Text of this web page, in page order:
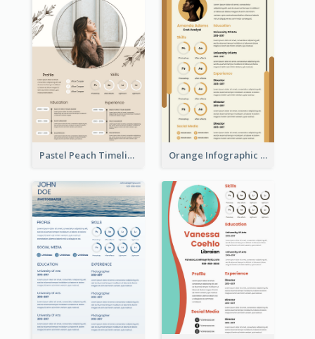
Pastel Peach Timeline Resume Orange Infographic Market Analyst Resume